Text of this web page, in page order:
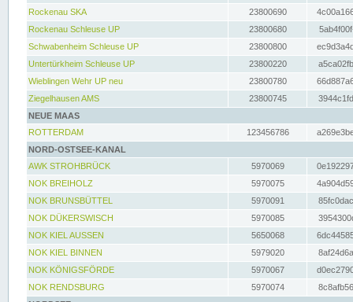
Rockenau SKA
23800690
Rockenau Schleuse UP
23800680
Schwabenheim Schleuse UP
23800800
Untertürkheim Schleuse UP
23800220
Wieblingen Wehr UP neu
23800780
Ziegelhausen AMS
23800745
NEUE MAAS
ROTTERDAM
123456786
NORD-OSTSEE-KANAL
AWK STROHBRÜCK
5970069
NOK BREIHOLZ
5970075
NOK BRUNSBÜTTEL
5970091
NOK DÜKERSWISCH
5970085
NOK KIEL AUSSEN
5650068
NOK KIEL BINNEN
5979020
NOK KÖNIGSFÖRDE
5970067
NOK RENDSBURG
5970074